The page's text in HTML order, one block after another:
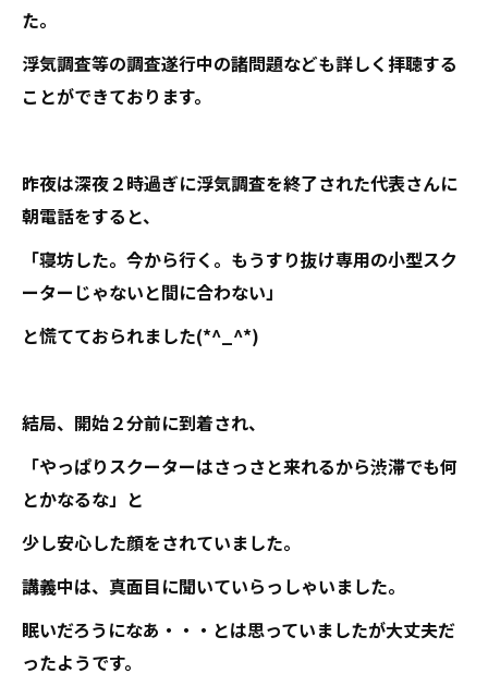
た。
浮気調査等の調査遂行中の諸問題なども詳しく拝聴する
ことができております。
昨夜は深夜２時過ぎに浮気調査を終了された代表さんに
朝電話をすると、
「寝坊した。今から行く。もうすり抜け専用の小型スク
ーターじゃないと間に合わない」
と慌てておられました(*^_^*)
結局、開始２分前に到着され、
「やっぱりスクーターはさっさと来れるから渋滞でも何
とかなるな」と
少し安心した顔をされていました。
講義中は、真面目に聞いていらっしゃいました。
眠いだろうになあ・・・とは思っていましたが大丈夫だ
ったようです。